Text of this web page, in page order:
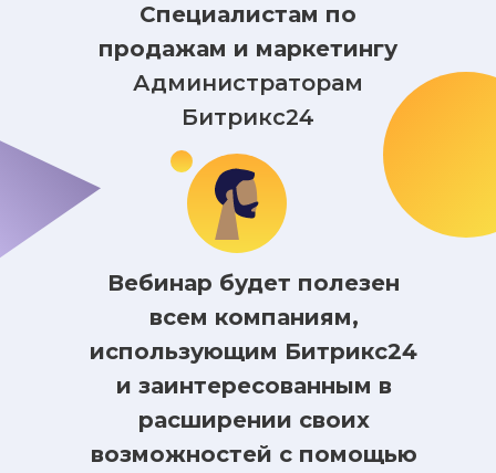
Специалистам по
продажам и маркетингу
Администраторам
Битрикс24
Вебинар будет полезен
всем компаниям,
использующим Битрикс24
и заинтересованным в
расширении своих
возможностей с помощью